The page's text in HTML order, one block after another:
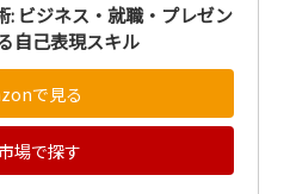
: ビジネス・就職・プレゼン
自己表現スキル
で見る
場で探す